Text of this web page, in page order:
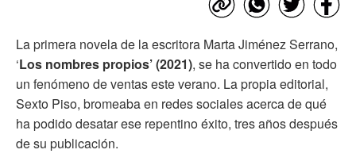
La primera novela de la escritora Marta Jiménez Serrano,
‘Los nombres propios’ (2021), se ha convertido en todo
un fenómeno de ventas este verano. La propia editorial,
Sexto Piso, bromeaba en redes sociales acerca de qué
ha podido desatar ese repentino éxito, tres años después
de su publicación.